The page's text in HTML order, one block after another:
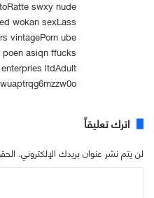
swxy nude
wokan sexLass
vintagePorn ube
asiqn ffucks
ltdAdult
اترك تعليقاً
لن يتم نشر عنوان بريدك الإلكتروني.